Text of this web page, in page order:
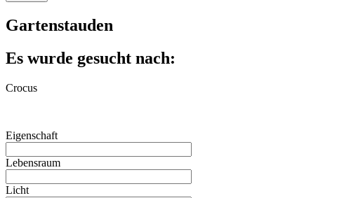
Gartenstauden
Es wurde gesucht nach:
Crocus
Eigenschaft
Lebensraum
Licht